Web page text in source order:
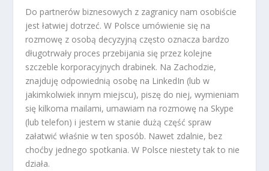
Do partnerów biznesowych z zagranicy nam osobiście
jest łatwiej dotrzeć. W Polsce umówienie się na
rozmowę z osobą decyzyjną często oznacza bardzo
długotrwały proces przebijania się przez kolejne
szczeble korporacyjnych drabinek. Na Zachodzie,
znajduję odpowiednią osobę na LinkedIn (lub w
jakimkolwiek innym miejscu), piszę do niej, wymieniam
się kilkoma mailami, umawiam na rozmowę na Skype
(lub telefon) i jestem w stanie dużą część spraw
załatwić właśnie w ten sposób. Nawet zdalnie, bez
choćby jednego spotkania. W Polsce niestety tak to nie
działa.